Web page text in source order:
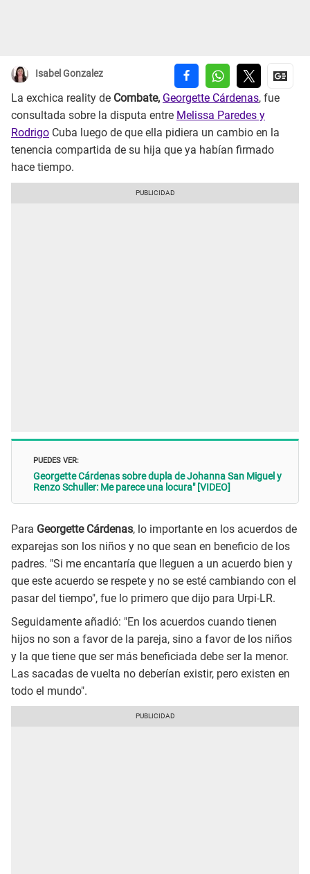
Isabel Gonzalez
La exchica reality de Combate, Georgette Cárdenas, fue
consultada sobre la disputa entre Melissa Paredes y
Rodrigo Cuba luego de que ella pidiera un cambio en la
tenencia compartida de su hija que ya habían firmado
hace tiempo.
PUEDES VER:
Georgette Cárdenas sobre dupla de Johanna San Miguel y
Renzo Schuller: Me parece una locura" [VIDEO]
Para Georgette Cárdenas, lo importante en los acuerdos de
exparejas son los niños y no que sean en beneficio de los
padres. "Si me encantaría que lleguen a un acuerdo bien y
que este acuerdo se respete y no se esté cambiando con el
pasar del tiempo", fue lo primero que dijo para Urpi-LR.
Seguidamente añadió: "En los acuerdos cuando tienen
hijos no son a favor de la pareja, sino a favor de los niños
y la que tiene que ser más beneficiada debe ser la menor.
Las sacadas de vuelta no deberían existir, pero existen en
todo el mundo".